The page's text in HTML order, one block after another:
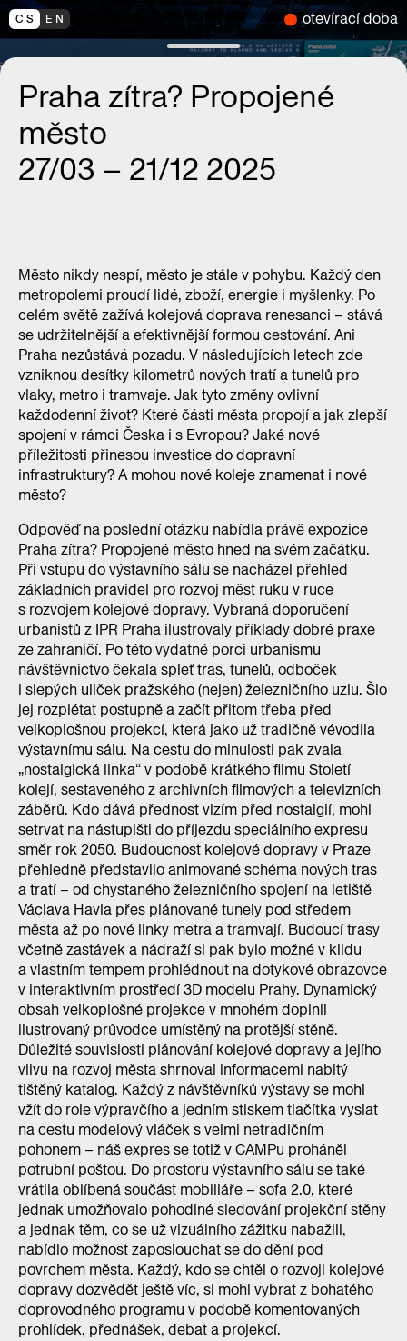
CS EN otevírací doba
Praha zítra? Propojené
město
27/03 – 21/12 2025
Město nikdy nespí, město je stále v pohybu. Každý den
metropolemi proudí lidé, zboží, energie i myšlenky. Po
celém světě zažívá kolejová doprava renesanci – stává
se udržitelnější a efektivnější formou cestování. Ani
Praha nezůstává pozadu. V následujících letech zde
vzniknou desítky kilometrů nových tratí a tunelů pro
vlaky, metro i tramvaje. Jak tyto změny ovlivní
každodenní život? Které části města propojí a jak zlepší
spojení v rámci Česka i s Evropou? Jaké nové
příležitosti přinesou investice do dopravní
infrastruktury? A mohou nové koleje znamenat i nové
město?
Odpověď na poslední otázku nabídla právě expozice
Praha zítra? Propojené město hned na svém začátku.
Při vstupu do výstavního sálu se nacházel přehled
základních pravidel pro rozvoj měst ruku v ruce
s rozvojem kolejové dopravy. Vybraná doporučení
urbanistů z IPR Praha ilustrovaly příklady dobré praxe
ze zahraničí. Po této vydatné porci urbanismu
návštěvnictvo čekala spleť tras, tunelů, odboček
i slepých uliček pražského (nejen) železničního uzlu. Šlo
jej rozplétat postupně a začít přitom třeba před
velkoplošnou projekcí, která jako už tradičně vévodila
výstavnímu sálu. Na cestu do minulosti pak zvala
„nostalgická linka“ v podobě krátkého filmu Století
kolejí, sestaveného z archivních filmových a televizních
záběrů. Kdo dává přednost vizím před nostalgií, mohl
setrvat na nástupišti do příjezdu speciálního expresu
směr rok 2050. Budoucnost kolejové dopravy v Praze
přehledně představilo animované schéma nových tras
a tratí – od chystaného železničního spojení na letiště
Václava Havla přes plánované tunely pod středem
města až po nové linky metra a tramvají. Budoucí trasy
včetně zastávek a nádraží si pak bylo možné v klidu
a vlastním tempem prohlédnout na dotykové obrazovce
v interaktivním prostředí 3D modelu Prahy. Dynamický
obsah velkoplošné projekce v mnohém doplnil
ilustrovaný průvodce umístěný na protější stěně.
Důležité souvislosti plánování kolejové dopravy a jejího
vlivu na rozvoj města shrnoval informacemi nabitý
tištěný katalog. Každý z návštěvníků výstavy se mohl
vžít do role výpravčího a jedním stiskem tlačítka vyslat
na cestu modelový vláček s velmi netradičním
pohonem – náš expres se totiž v CAMPu proháněl
potrubní poštou. Do prostoru výstavního sálu se také
vrátila oblíbená součást mobiliáře – sofa 2.0, které
jednak umožňovalo pohodlné sledování projekční stěny
a jednak těm, co se už vizuálního zážitku nabažili,
nabídlo možnost zaposlouchat se do dění pod
povrchem města. Každý, kdo se chtěl o rozvoji kolejové
dopravy dozvědět ještě víc, si mohl vybrat z bohatého
doprovodného programu v podobě komentovaných
prohlídek, přednášek, debat a projekcí.